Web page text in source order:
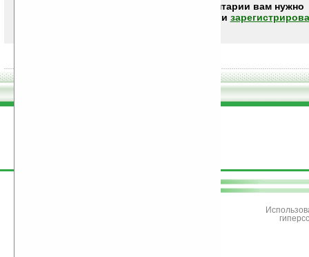
Чтобы писать комментарии вам нужно
или